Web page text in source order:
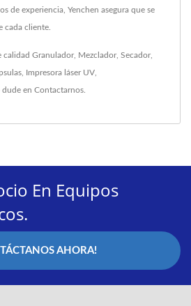
de experiencia, Yenchen asegura que se
cada cliente.
calidad Granulador, Mezclador, Secador,
Impresora láser UV
dude en Contactarnos
En Equipos
AHORA!